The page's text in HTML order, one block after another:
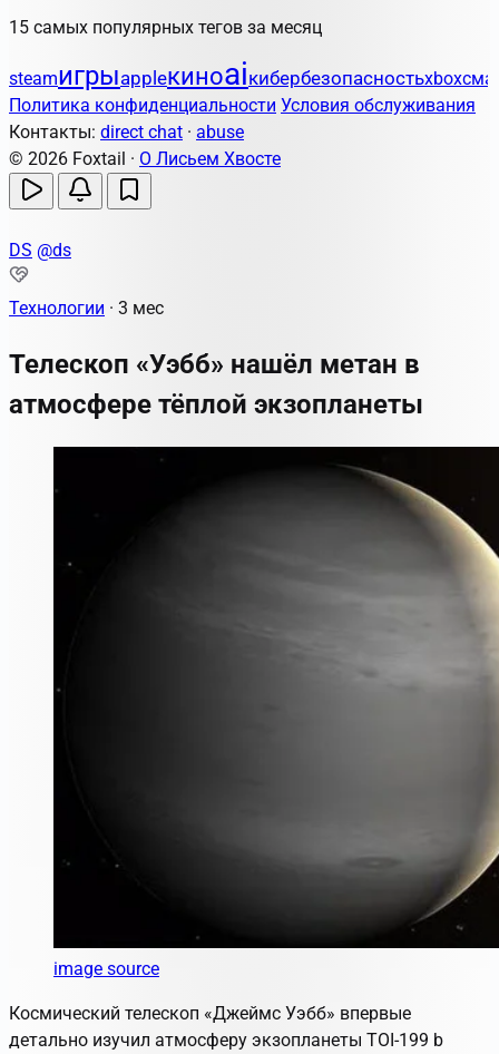
15 самых популярных тегов за месяц
steamигрыappleкиноaiкибербезопасностьxbox
Политика конфиденциальности Условия обслуживания
Контакты: direct chat · abuse
© 2026 Foxtail · О Лисьем Хвосте
DS @ds
Технологии · 3 мес
Телескоп «Уэбб» нашёл метан в
атмосфере тёплой экзопланеты
image source
Космический телескоп «Джеймс Уэбб» впервые
детально изучил атмосферу экзопланеты TOI-199 b